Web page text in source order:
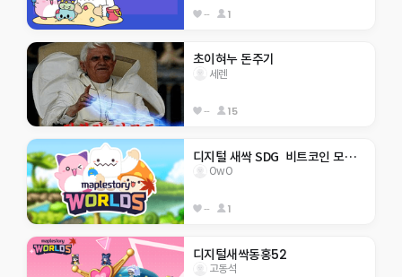
-- 1
초이혀누 돈주기
세렌
-- 15
디지털 새싹 SDG  비트코인 모으기
OwO
-- 1
디지털새싹동홍52
고동석